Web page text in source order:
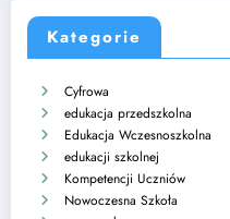
Kategorie
Cyfrowa
edukacja przedszkolna
Edukacja Wczesnoszkolna
edukacji szkolnej
Kompetencji Uczniów
Nowoczesna Szkoła